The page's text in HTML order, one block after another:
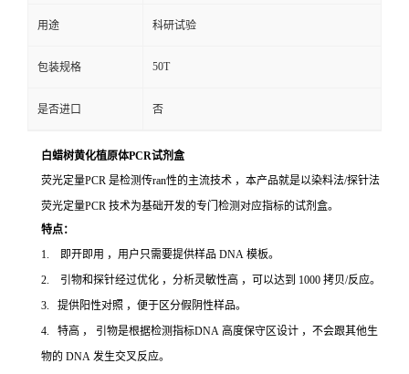
用途 科研试验
包装规格 50T
是否进口 否
白蜡树黄化植原体PCR试剂盒
荧光定量PCR 是检测传ran性的主流技术 ，本产品就是以染料法/探针法
荧光定量PCR 技术为基础开发的专门检测对应指标的试剂盒。
特点：
1. 即开即用 ，用户只需要提供样品 DNA 模板。
2. 引物和探针经过优化 ，分析灵敏性高 ，可以达到 1000 拷贝/反应。
3. 提供阳性对照 ，便于区分假阴性样品。
4. 特高 ， 引物是根据检测指标DNA 高度保守区设计 ，不会跟其他生
物的 DNA 发生交叉反应。